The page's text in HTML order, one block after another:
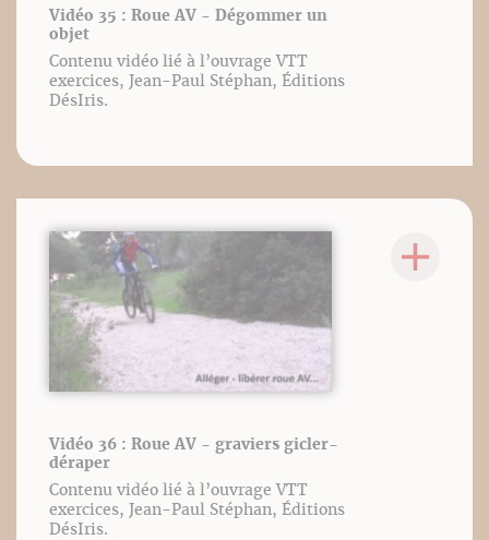
Vidéo 35 : Roue AV - Dégommer un
objet
Contenu vidéo lié à l’ouvrage VTT
exercices, Jean-Paul Stéphan, Éditions
DésIris.
Vidéo 36 : Roue AV - graviers gicler-
déraper
Contenu vidéo lié à l’ouvrage VTT
exercices, Jean-Paul Stéphan, Éditions
DésIris.